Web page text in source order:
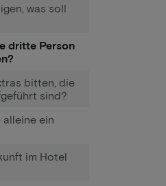
was soll
dritte Person
bitten, die
sind?
alleine ein
im Hotel